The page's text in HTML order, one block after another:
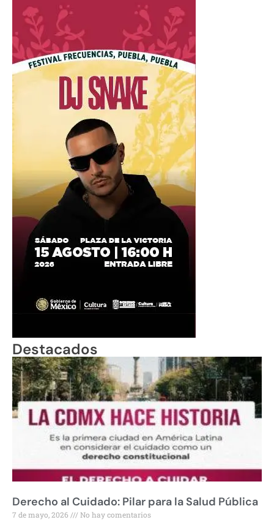
Destacados
Derecho al Cuidado: Pilar para la Salud Pública
7 de mayo, 2026 No hay comentarios